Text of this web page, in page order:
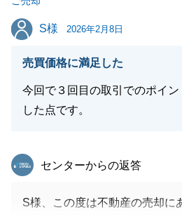
S様
S様 2026年2月8日
売買価格に満足した
今回で３回目の取引でのポイ
した点です。
東急リバブル
センターからの返答
S様、この度は不動産の売却に